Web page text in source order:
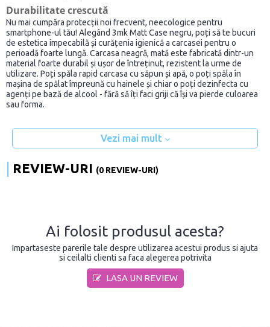
Durabilitate crescută
Nu mai cumpăra protecții noi frecvent, neecologice pentru
smartphone-ul tău! Alegând 3mk Matt Case negru, poți să te bucuri
de estetica impecabilă și curățenia igienică a carcasei pentru o
perioadă foarte lungă. Carcasa neagră, mată este fabricată dintr-un
material foarte durabil și ușor de întreținut, rezistent la urme de
utilizare. Poți spăla rapid carcasa cu săpun și apă, o poți spăla în
mașina de spălat împreună cu hainele și chiar o poți dezinfecta cu
agenți pe bază de alcool - fără să îți faci griji că își va pierde culoarea
sau forma.
Vezi mai mult
REVIEW-URI (0 REVIEW-URI)
Ai folosit produsul acesta?
Impartaseste parerile tale despre utilizarea acestui produs si ajuta
si ceilalti clienti sa faca alegerea potrivita
LASA UN REVIEW